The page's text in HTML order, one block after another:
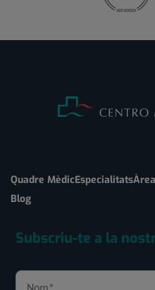
Quadre MèdicEspecialitats
Blog
Subscriu-te a la